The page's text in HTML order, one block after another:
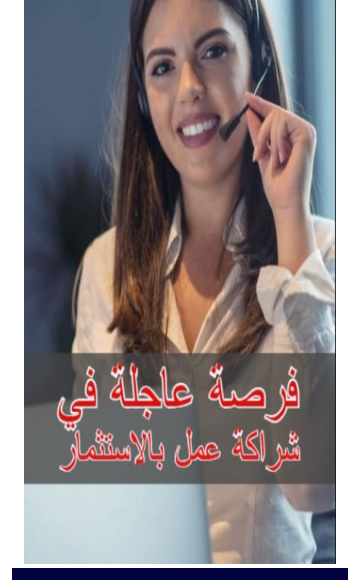
آخر الإعلانات
مقوي شبكة واي فاي